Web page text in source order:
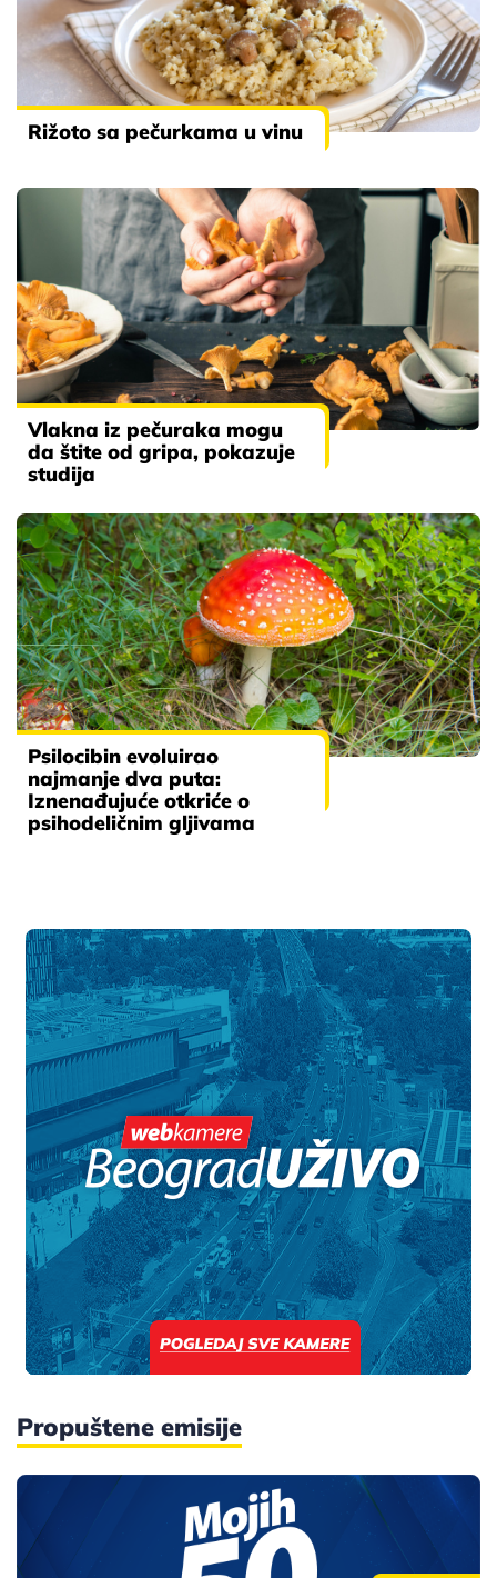
Rižoto sa pečurkama u vinu
Vlakna iz pečuraka mogu
da štite od gripa, pokazuje
studija
Psilocibin evoluirao
najmanje dva puta:
Iznenađujuće otkriće o
psihodeličnim gljivama
Propuštene emisije